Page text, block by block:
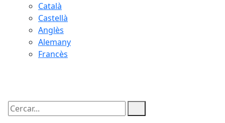
Català
Castellà
Anglès
Alemany
Francès
Cercar: